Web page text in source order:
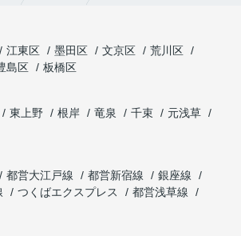
江東区 墨田区 文京区
荒川区
島区
板橋区
東上野 根岸 竜泉 千束
元浅草
都営大江戸線 都営新宿線
銀座線
つくばエクスプレス
都営浅草線